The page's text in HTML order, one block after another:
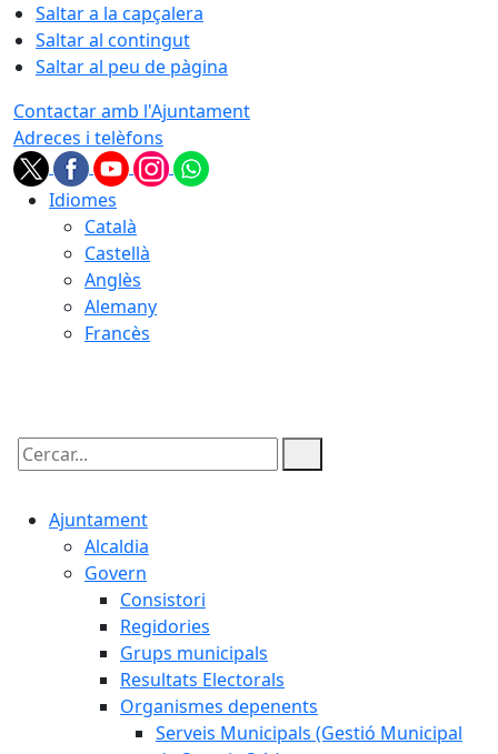
Saltar a la capçalera
Saltar al contingut
Saltar al peu de pàgina
Contactar amb l'Ajuntament
Adreces i telèfons
Idiomes
Català
Castellà
Anglès
Alemany
Francès
Cercar:
Ajuntament
Alcaldia
Govern
Consistori
Regidories
Grups municipals
Resultats Electorals
Organismes depenents
Serveis Municipals (Gestió Municipal